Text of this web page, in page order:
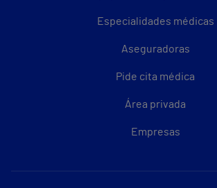
Especialidades médicas
Aseguradoras
Pide cita médica
Área privada
Empresas